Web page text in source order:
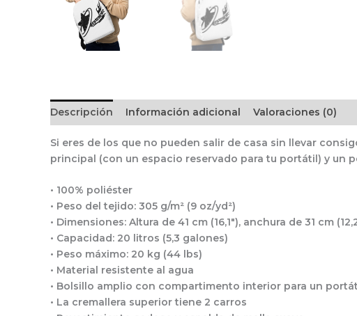
Descripción Información adicional Valoraciones (0)
Si eres de los que no pueden salir de casa sin llevar
principal (con un espacio reservado para tu portátil) y un
• 100% poliéster
• Peso del tejido: 305 g/m² (9 oz/yd²)
• Dimensiones: Altura de 41 cm (16,1″), anchura de 31 cm
• Capacidad: 20 litros (5,3 galones)
• Peso máximo: 20 kg (44 lbs)
• Material resistente al agua
• Bolsillo amplio con compartimento interior para un
• La cremallera superior tiene 2 carros